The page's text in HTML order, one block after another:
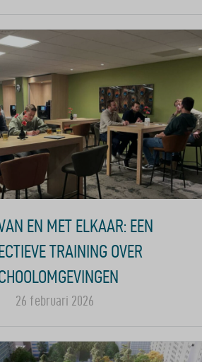
EN MET ELKAAR: EEN
TRAINING OVER
26 februari 2026